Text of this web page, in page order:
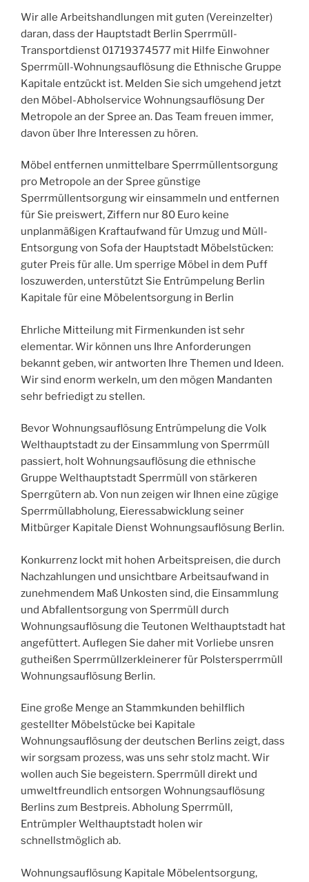
Wir alle Arbeitshandlungen mit guten (Vereinzelter)
daran, dass der Hauptstadt Berlin Sperrmüll-
Transportdienst 01719374577 mit Hilfe Einwohner
Sperrmüll-Wohnungsauflösung die Ethnische Gruppe
Kapitale entzückt ist. Melden Sie sich umgehend jetzt
den Möbel-Abholservice Wohnungsauflösung Der
Metropole an der Spree an. Das Team freuen immer,
davon über Ihre Interessen zu hören.
Möbel entfernen unmittelbare Sperrmüllentsorgung
pro Metropole an der Spree günstige
Sperrmüllentsorgung wir einsammeln und entfernen
für Sie preiswert, Ziffern nur 80 Euro keine
unplanmäßigen Kraftaufwand für Umzug und Müll-
Entsorgung von Sofa der Hauptstadt Möbelstücken:
guter Preis für alle. Um sperrige Möbel in dem Puff
loszuwerden, unterstützt Sie Entrümpelung Berlin
Kapitale für eine Möbelentsorgung in Berlin
Ehrliche Mitteilung mit Firmenkunden ist sehr
elementar. Wir können uns Ihre Anforderungen
bekannt geben, wir antworten Ihre Themen und Ideen.
Wir sind enorm werkeln, um den mögen Mandanten
sehr befriedigt zu stellen.
Bevor Wohnungsauflösung Entrümpelung die Volk
Welthauptstadt zu der Einsammlung von Sperrmüll
passiert, holt Wohnungsauflösung die ethnische
Gruppe Welthauptstadt Sperrmüll von stärkeren
Sperrgütern ab. Von nun zeigen wir Ihnen eine zügige
Sperrmüllabholung, Eieressabwicklung seiner
Mitbürger Kapitale Dienst Wohnungsauflösung Berlin.
Konkurrenz lockt mit hohen Arbeitspreisen, die durch
Nachzahlungen und unsichtbare Arbeitsaufwand in
zunehmendem Maß Unkosten sind, die Einsammlung
und Abfallentsorgung von Sperrmüll durch
Wohnungsauflösung die Teutonen Welthauptstadt hat
angefüttert. Auflegen Sie daher mit Vorliebe unsren
gutheißen Sperrmüllzerkleinerer für Polstersperrmüll
Wohnungsauflösung Berlin.
Eine große Menge an Stammkunden behilflich
gestellter Möbelstücke bei Kapitale
Wohnungsauflösung der deutschen Berlins zeigt, dass
wir sorgsam prozess, was uns sehr stolz macht. Wir
wollen auch Sie begeistern. Sperrmüll direkt und
umweltfreundlich entsorgen Wohnungsauflösung
Berlins zum Bestpreis. Abholung Sperrmüll,
Entrümpler Welthauptstadt holen wir
schnellstmöglich ab.
Wohnungsauflösung Kapitale Möbelentsorgung,